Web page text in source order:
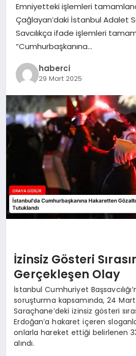
Emniyetteki işlemleri
Çağlayan’daki İstanbul Adalet
Savcılıkça ifade işlemleri
“Cumhurbaşkanına…
haberci
29 Mart 2025
İzinsiz Gösteri
Gerçekleşen Olay
İstanbul Cumhuriyet
soruşturma kapsamında, 24
Saraçhane’deki izinsiz gösteri
Erdoğan’a hakaret içeren
onlarla hareket ettiği belirlenen
alındı.